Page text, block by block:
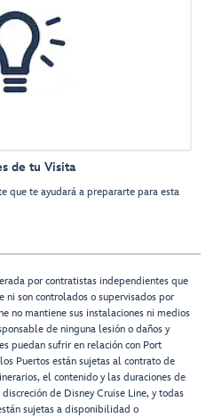
de tu Visita
que te ayudará a prepararte para esta
por contratistas independientes que
ni son controlados o supervisados por
no mantiene sus instalaciones ni medios
de ninguna lesión o daños y
puedan sufrir en relación con Port
Puertos están sujetas al contrato de
el contenido y las duraciones de
de Disney Cruise Line, y todas
sujetas a disponibilidad o